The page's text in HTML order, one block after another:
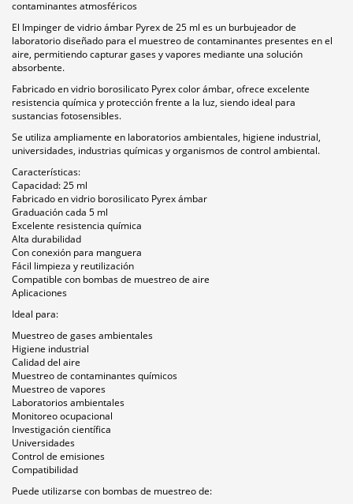
contaminantes atmosféricos
El Impinger de vidrio ámbar Pyrex de 25 ml es un burbujeador de
laboratorio diseñado para el muestreo de contaminantes presentes en el
aire, permitiendo capturar gases y vapores mediante una solución
absorbente.
Fabricado en vidrio borosilicato Pyrex color ámbar, ofrece excelente
resistencia química y protección frente a la luz, siendo ideal para
sustancias fotosensibles.
Se utiliza ampliamente en laboratorios ambientales, higiene industrial,
universidades, industrias químicas y organismos de control ambiental.
Características:
Capacidad: 25 ml
Fabricado en vidrio borosilicato Pyrex ámbar
Graduación cada 5 ml
Excelente resistencia química
Alta durabilidad
Con conexión para manguera
Fácil limpieza y reutilización
Compatible con bombas de muestreo de aire
Aplicaciones
Ideal para:
Muestreo de gases ambientales
Higiene industrial
Calidad del aire
Muestreo de contaminantes químicos
Muestreo de vapores
Laboratorios ambientales
Monitoreo ocupacional
Investigación científica
Universidades
Control de emisiones
Compatibilidad
Puede utilizarse con bombas de muestreo de: